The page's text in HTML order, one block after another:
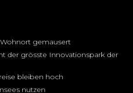
gemausert
der grösste Innovationspark der
bleiben hoch
nutzen